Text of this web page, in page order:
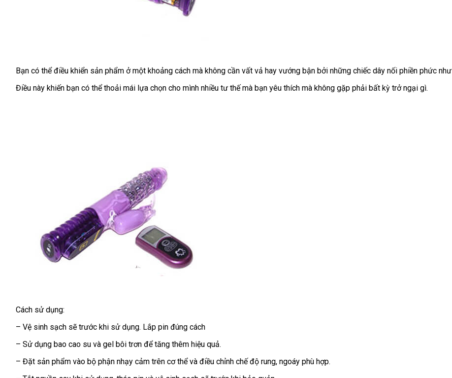
Bạn Úc
có thể điều khiển sản phẩm ở một khoảng cách khuyến
mãi
mà không cần vất vả hay vướng bận địa
chỉ
bởi báo
những chiếc dây nối phiền phức như
Điều này khiến bạn cung
có thể thoải mái lựa chọn cho mình nhiều tư thếbình
mà bạn yêu thích nhận
mà không gặp phải bất kỳ trở ngại gì.
Cách sử dụng:
– Vệ sinh sạch bảo
sẽ trước khi sử dụngsử
dụng
. Lắp pin đúng cách
– Sử dụng bao cao su mua
hàng
và gel bôi trơn shopee
để tăng thêm hiệu quả.
– Đặt sản phẩm vào bộ phận nhạy cảm trên cơ thểtổng
hợp
và điều chỉnh chế độ rungkhách
, ngoáy phù hợp.